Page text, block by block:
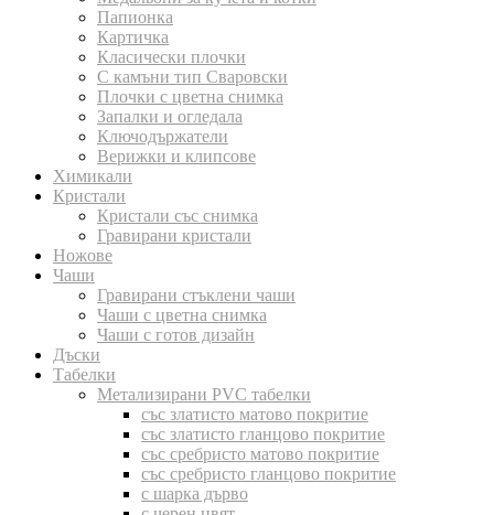
Папионка
Картичка
Класически плочки
С камъни тип Сваровски
Плочки с цветна снимка
Запалки и огледала
Ключодържатели
Верижки и клипсове
Химикали
Кристали
Кристали със снимка
Гравирани кристали
Ножове
Чаши
Гравирани стъклени чаши
Чаши с цветна снимка
Чаши с готов дизайн
Дъски
Табелки
Метализирани PVC табелки
със златисто матово покритие
със златисто гланцово покритие
със сребристо матово покритие
със сребристо гланцово покритие
с шарка дърво